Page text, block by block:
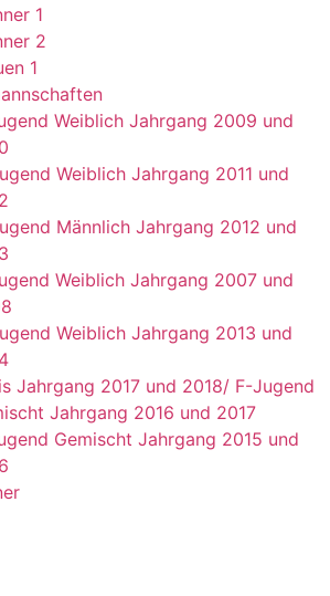
1
2
1
Weiblich Jahrgang 2009 und
Weiblich Jahrgang 2011 und
Männlich Jahrgang 2012 und
Weiblich Jahrgang 2007 und
Weiblich Jahrgang 2013 und
Jahrgang 2017 und 2018/ F-Jugend
Jahrgang 2016 und 2017
Gemischt Jahrgang 2015 und